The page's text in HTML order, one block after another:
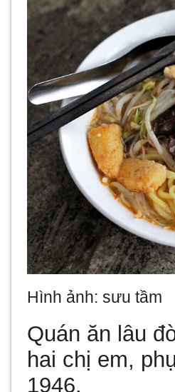
Hình ảnh: sưu tầm
Quán ăn lâu
hai chị em,
1946.